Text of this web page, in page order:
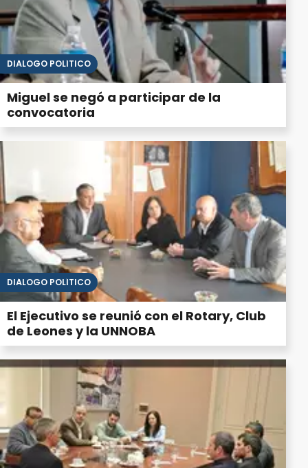
DIÁLOGO POLÍTICO
Miguel se negó a participar de la
convocatoria
DIÁLOGO POLÍTICO
El Ejecutivo se reunió con el Rotary, Club
de Leones y la UNNOBA